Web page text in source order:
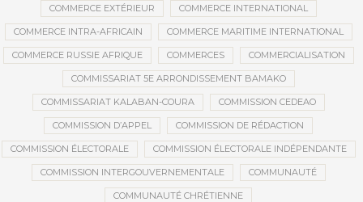
COMMERCE EXTÉRIEUR COMMERCE INTERNATIONAL
COMMERCE INTRA-AFRICAIN COMMERCE MARITIME INTERNATIONAL
COMMERCE RUSSIE AFRIQUE COMMERCES COMMERCIALISATION
COMMISSARIAT 5E ARRONDISSEMENT BAMAKO
COMMISSARIAT KALABAN-COURA COMMISSION CEDEAO
COMMISSION D’APPEL COMMISSION DE RÉDACTION
COMMISSION ÉLECTORALE COMMISSION ÉLECTORALE INDÉPENDANTE
COMMISSION INTERGOUVERNEMENTALE COMMUNAUTÉ
COMMUNAUTÉ CHRÉTIENNE